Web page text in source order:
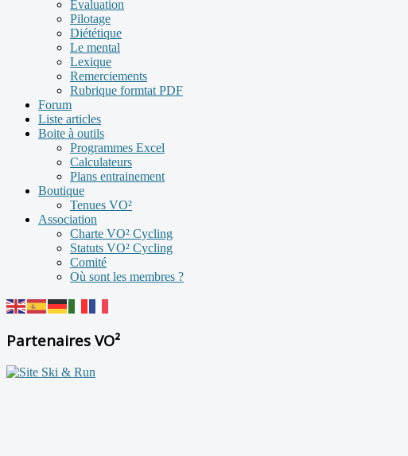
Evaluation
Pilotage
Diététique
Le mental
Lexique
Remerciements
Rubrique formtat PDF
Forum
Liste articles
Boite à outils
Programmes Excel
Calculateurs
Plans entrainement
Boutique
Tenues VO²
Association
Charte VO² Cycling
Statuts VO² Cycling
Comité
Où sont les membres ?
Partenaires VO²